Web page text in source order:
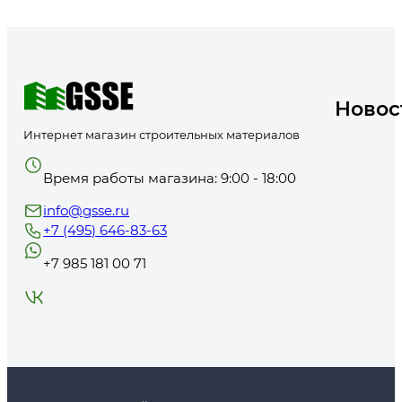
Что купить вместе?
Обычно проверяют систему:
Как не ошибиться с расходом?
Интернет магазин строительных материалов
Время работы магазина: 9:00 - 18:00
info@gsse.ru
+7 (495) 646-83-63
+7 985 181 00 71